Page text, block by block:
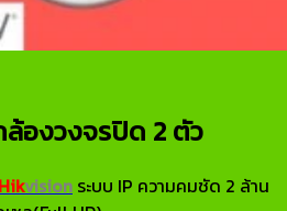
องวงจรปิด 2 ตัว
Hikvision ระบบ IP ความคมชัด 2 ล้าน